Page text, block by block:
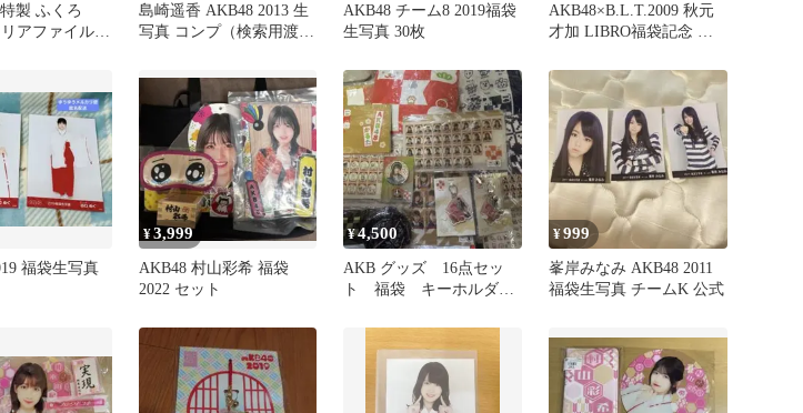
製 ふくろ
アファイル
島崎遥香 AKB48 2013 生
写真 コンプ（検索用渡辺
AKB48 チーム8 2019福袋
生写真 30枚
AKB48×B.L.T.2009 秋元
才加 LIBRO福袋記念 生
福袋生写真
¥3,999
AKB48 村山彩希 福袋
2022 セット
¥4,500
AKB グッズ 16点セッ
ト 福袋 キーホルダ
¥999
峯岸みなみ AKB48 2011
福袋生写真 チームK 公式